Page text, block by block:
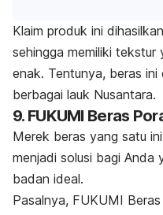
Klaim produk ini
sehingga memiliki tekstur
enak. Tentunya, beras
berbagai lauk Nusantara.
9. FUKUMI Beras
Merek beras yang satu
menjadi solusi bagi Anda
badan ideal.
Pasalnya, FUKUMI